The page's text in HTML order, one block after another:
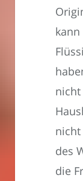
nicht
des
die